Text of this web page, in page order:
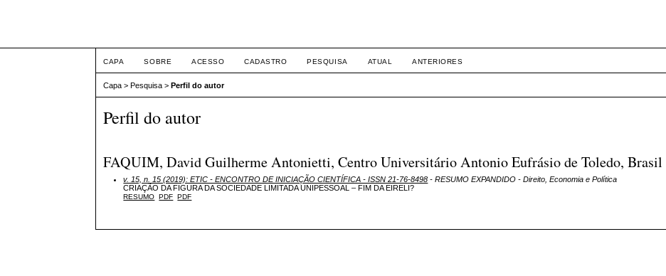
CAPA SOBRE ACESSO CADASTRO PESQUISA ATUAL ANTERIORES
Capa >Pesquisa >Perfil do autor
Perfil do autor
FAQUIM, David Guilherme Antonietti, Centro Universitário Antonio Eufrásio de Toledo, Brasil
v. 15, n. 15 (2019): ETIC - ENCONTRO DE INICIAÇÃO CIENTÍFICA - ISSN 21-76-8498 - RESUMO EXPANDIDO - Direito, Economia e Política
CRIAÇÃO DA FIGURA DA SOCIEDADE LIMITADA UNIPESSOAL – FIM DA EIRELI?
RESUMO PDF PDF